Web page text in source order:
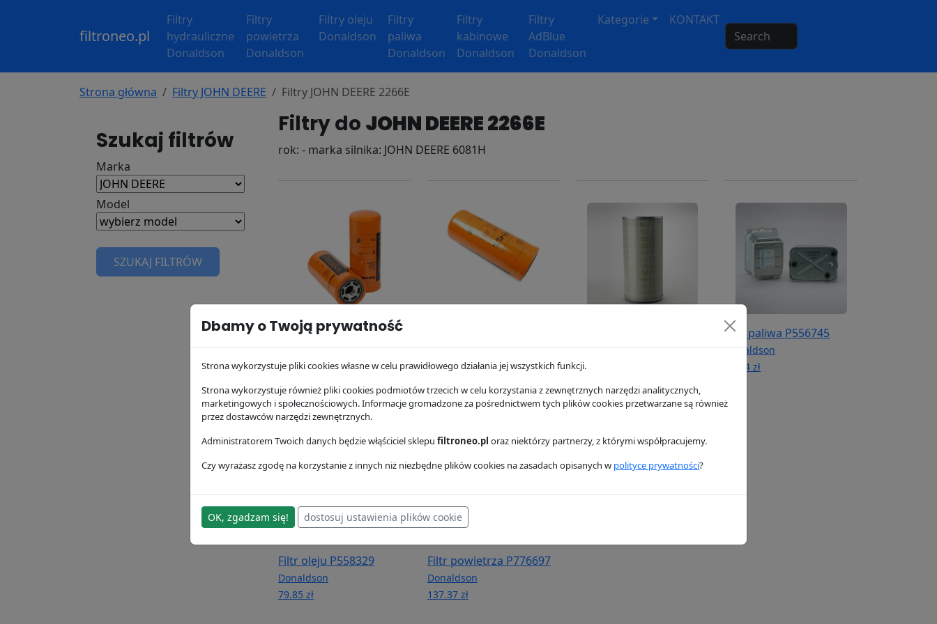
filtroneo.pl
Filtry
hydrauliczne
Donaldson
Filtry
powietrza
Donaldson
Filtry oleju
Donaldson
Filtry
paliwa
Donaldson
Filtry
kabinowe
Donaldson
Filtry
AdBlue
Donaldson
Kategorie
KONTAKT
Strona główna Filtry JOHN DEERE Filtry JOHN DEERE 2266E
Szukaj filtrów
Marka
Model
SZUKAJ FILTRÓW
Filtry do JOHN DEERE 2266E
rok: - marka silnika: JOHN DEERE 6081H
Filtr hydrauliczny
P164378
Donaldson
173.13 zł
P173689
Donaldson
327.64 zł
Donaldson
188.81 zł
Filtr paliwa P556745
Donaldson
154.4 zł
Filtr oleju P558329
Donaldson
79.85 zł
Filtr powietrza P776697
Donaldson
137.37 zł
Dbamy o Twoją prywatność
Strona wykorzystuje pliki cookies własne w celu prawidłowego działania jej wszystkich funkcji.
Strona wykorzystuje również pliki cookies podmiotów trzecich w celu korzystania z zewnętrznych narzędzi analitycznych,
marketingowych i społecznościowych. Informacje gromadzone za pośrednictwem tych plików cookies przetwarzane są również
przez dostawców narzędzi zewnętrznych.
Administratorem Twoich danych będzie włąściciel sklepu filtroneo.pl oraz niektórzy partnerzy, z którymi współpracujemy.
Czy wyrażasz zgodę na korzystanie z innych niż niezbędne plików cookies na zasadach opisanych w polityce prywatności?
OK, zgadzam się! dostosuj ustawienia plików cookie